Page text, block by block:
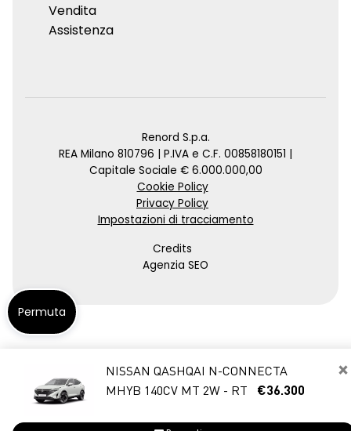
×
NISSAN QASHQAI N-CONNECTA
MHYB 140CV MT 2W - RT
€36.300
Vendita
Assistenza
Renord S.p.a.
REA Milano 810796 | P.IVA e C.F. 00858180151 |
Capitale Sociale € 6.000.000,00
Cookie Policy
Privacy Policy
Impostazioni di tracciamento
Credits
Agenzia SEO
Permuta